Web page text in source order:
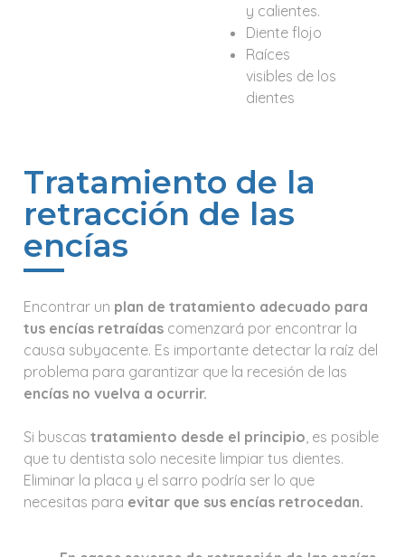
y calientes.
Diente flojo
Raíces
visibles de los
dientes
Tratamiento de la
retracción de las
encías
Encontrar un plan de tratamiento adecuado para
tus encías retraídas comenzará por encontrar la
causa subyacente. Es importante detectar la raíz del
problema para garantizar que la recesión de las
encías no vuelva a ocurrir.
Si buscas tratamiento desde el principio , es posible
que tu dentista solo necesite limpiar tus dientes.
Eliminar la placa y el sarro podría ser lo que
necesitas para evitar que sus encías retrocedan.